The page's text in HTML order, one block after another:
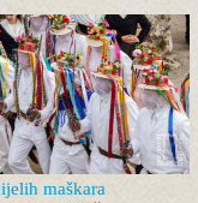
maškara